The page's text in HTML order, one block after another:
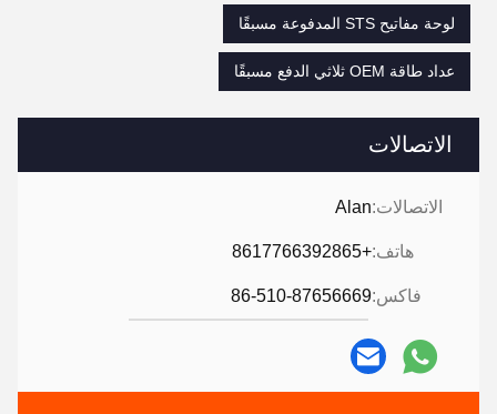
الاتصالات
الاتصالات:Alan
هاتف:+8617766392865
فاكس:86-510-87656669
لوحة مفاتيح STS المدفوعة مسبقًا
عداد طاقة OEM ثلاثي الدفع مسبقًا